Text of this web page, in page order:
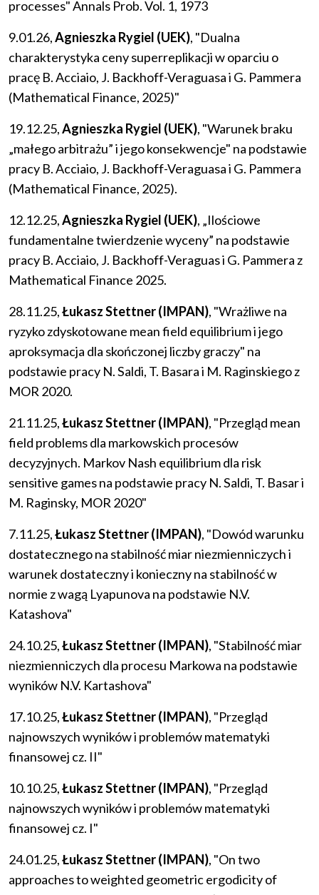
processes" Annals Prob. Vol. 1, 1973
9.01.26,Agnieszka Rygiel (UEK), "Dualna
charakterystyka ceny superreplikacji w oparciu o
pracę B. Acciaio, J. Backhoff-Veraguasa i G. Pammera
(Mathematical Finance, 2025)"
19.12.25,Agnieszka Rygiel (UEK), "Warunek braku
„małego arbitrażu” i jego konsekwencje" na podstawie
pracy B. Acciaio, J. Backhoff-Veraguasa i G. Pammera
(Mathematical Finance, 2025).
12.12.25,Agnieszka Rygiel (UEK), „Ilościowe
fundamentalne twierdzenie wyceny” na podstawie
pracy B. Acciaio, J. Backhoff-Veraguas i G. Pammera z
Mathematical Finance 2025.
28.11.25,Łukasz Stettner (IMPAN), "Wrażliwe na
ryzyko zdyskotowane mean field equilibrium i jego
aproksymacja dla skończonej liczby graczy" na
podstawie pracy N. Saldi, T. Basara i M. Raginskiego z
MOR 2020.
21.11.25,Łukasz Stettner (IMPAN), "Przegląd mean
field problems dla markowskich procesów
decyzyjnych. Markov Nash equilibrium dla risk
sensitive games na podstawie pracy N. Saldi, T. Basar i
M. Raginsky, MOR 2020"
7.11.25,Łukasz Stettner (IMPAN), "Dowód warunku
dostatecznego na stabilność miar niezmienniczych i
warunek dostateczny i konieczny na stabilność w
normie z wagą Lyapunova na podstawie N.V.
Katashova"
24.10.25,Łukasz Stettner (IMPAN), "Stabilność miar
niezmienniczych dla procesu Markowa na podstawie
wyników N.V. Kartashova"
17.10.25,Łukasz Stettner (IMPAN), "Przegląd
najnowszych wyników i problemów matematyki
finansowej cz. II"
10.10.25,Łukasz Stettner (IMPAN), "Przegląd
najnowszych wyników i problemów matematyki
finansowej cz. I"
24.01.25,Łukasz Stettner (IMPAN), "On two
approaches to weighted geometric ergodicity of